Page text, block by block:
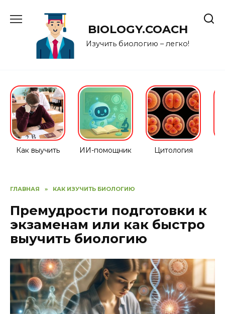
содержанию
BIOLOGY.COACH
Изучить биологию – легко!
Как выучить ИИ-помощник Цитология
ГЛАВНАЯ » КАК ИЗУЧИТЬ БИОЛОГИЮ
Премудрости подготовки к
экзаменам или как быстро
выучить биологию